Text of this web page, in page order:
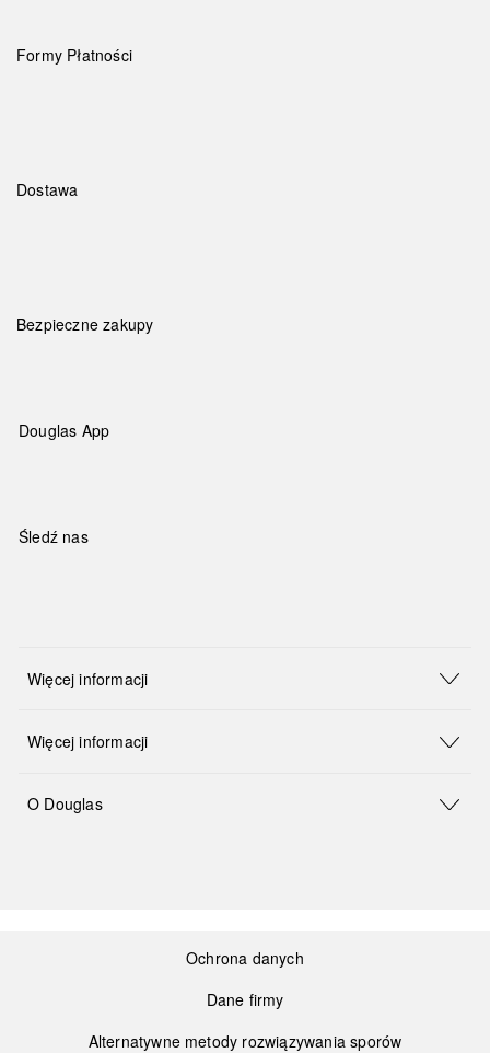
Formy Płatności
Dostawa
Bezpieczne zakupy
Douglas App
Śledź nas
Więcej informacji
Więcej informacji
O Douglas
Ochrona danych
Dane firmy
Alternatywne metody rozwiązywania sporów